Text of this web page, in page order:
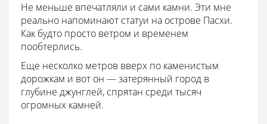
Не меньше впечатляли и сами камни. Эти мне
реально напоминают статуи на острове Пасхи.
Как будто просто ветром и временем
пообтерлись.
Еще несколко метров вверх по каменистым
дорожкам и вот он — затерянный город в
глубине джунглей, спрятан среди тысяч
огромных камней.